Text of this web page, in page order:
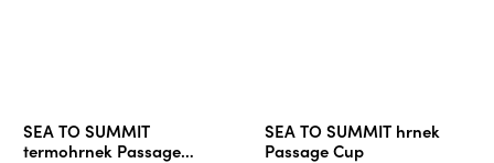
SEA TO SUMMIT
termohrnek Passage
SEA TO SUMMIT hrnek
Passage Cup